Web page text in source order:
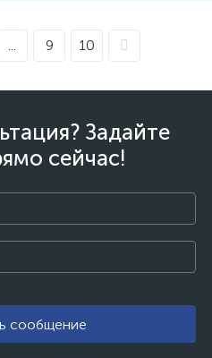
... 9 10
Задайте
сейчас!
сообщение